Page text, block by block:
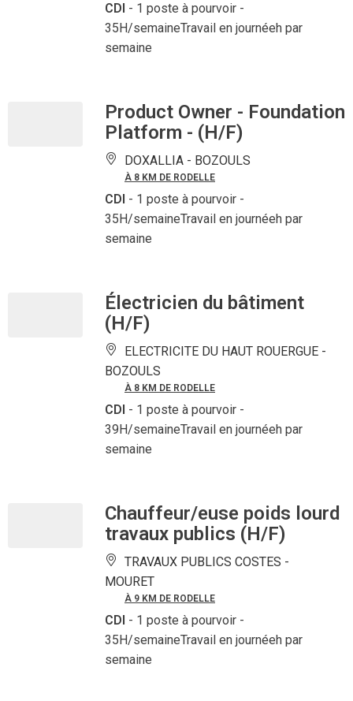
CDI - 1 poste à pourvoir -
35H/semaineTravail en journéeh par
semaine
Product Owner - Foundation
Platform - (H/F)
DOXALLIA - BOZOULS
À 8 KM DE RODELLE
CDI - 1 poste à pourvoir -
35H/semaineTravail en journéeh par
semaine
Électricien du bâtiment
(H/F)
ELECTRICITE DU HAUT ROUERGUE -
BOZOULS
À 8 KM DE RODELLE
CDI - 1 poste à pourvoir -
39H/semaineTravail en journéeh par
semaine
Chauffeur/euse poids lourd
travaux publics (H/F)
TRAVAUX PUBLICS COSTES -
MOURET
À 9 KM DE RODELLE
CDI - 1 poste à pourvoir -
35H/semaineTravail en journéeh par
semaine